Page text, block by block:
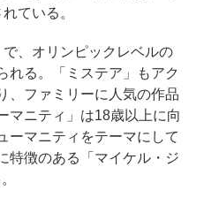
ている。
、オリンピックレベルの
れる。「ミステア」もアク
、ファミリーに人気の作品
マニティ」は18歳以上に向
ーマニティをテーマにして
特徴のある「マイケル・ジ